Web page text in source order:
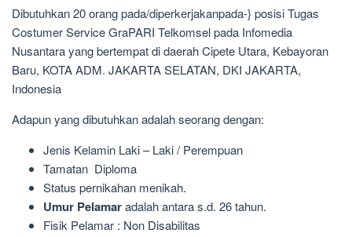
Dibutuhkan 20 orang pada/diperkerjakanpada-} posisi Tugas
Costumer Service GraPARI Telkomsel pada Infomedia
Nusantara yang bertempat di daerah Cipete Utara, Kebayoran
Baru, KOTA ADM. JAKARTA SELATAN, DKI JAKARTA,
Indonesia
Adapun yang dibutuhkan adalah seorang dengan:
Jenis Kelamin Laki – Laki / Perempuan
Tamatan Diploma
Status pernikahan menikah.
Umur Pelamaradalah antara s.d. 26 tahun.
Fisik Pelamar : Non Disabilitas